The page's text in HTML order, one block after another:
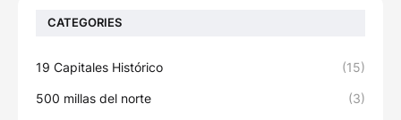
CATEGORIES
19 Capitales Histórico (15)
500 millas del norte (3)